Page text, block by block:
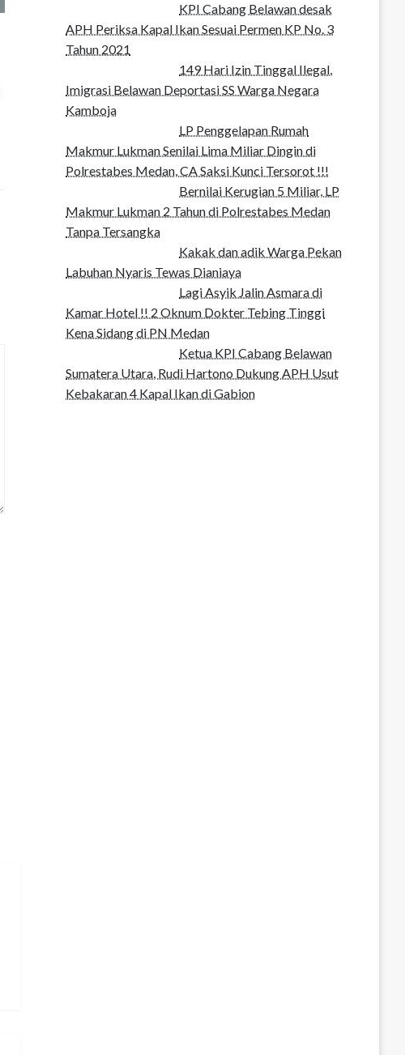
KPI Cabang Belawan desak
APH Periksa Kapal Ikan Sesuai Permen KP No. 3
Tahun 2021
149 Hari Izin Tinggal Ilegal,
Imigrasi Belawan Deportasi SS Warga Negara
Kamboja
LP Penggelapan Rumah
Makmur Lukman Senilai Lima Miliar Dingin di
Polrestabes Medan, CA Saksi Kunci Tersorot !!!
Bernilai Kerugian 5 Miliar, LP
Makmur Lukman 2 Tahun di Polrestabes Medan
Tanpa Tersangka
Kakak dan adik Warga Pekan
Labuhan Nyaris Tewas Dianiaya
Lagi Asyik Jalin Asmara di
Kamar Hotel !! 2 Oknum Dokter Tebing Tinggi
Kena Sidang di PN Medan
Ketua KPI Cabang Belawan
Sumatera Utara, Rudi Hartono Dukung APH Usut
Kebakaran 4 Kapal Ikan di Gabion